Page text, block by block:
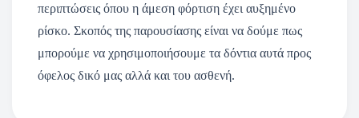
περιπτώσεις όπου η άμεση φόρτιση έχει αυξημένο
ρίσκο. Σκοπός της παρουσίασης είναι να δούμε πως
μπορούμε να χρησιμοποιήσουμε τα δόντια αυτά προς
όφελος δικό μας αλλά και του ασθενή.